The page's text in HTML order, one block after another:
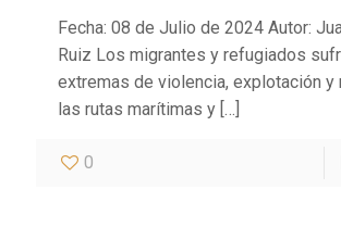
Fecha: 08 de Julio de 2024 Autor:
Ruiz Los migrantes y refugiados
extremas de violencia, explotación y
las rutas marítimas y […]
0